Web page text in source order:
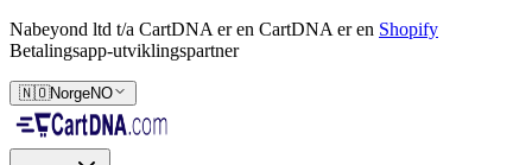
Nabeyond ltd t/a CartDNA er en CartDNA er en Shopify
Betalingsapp-utviklingspartner
🇳🇴NorgeNO